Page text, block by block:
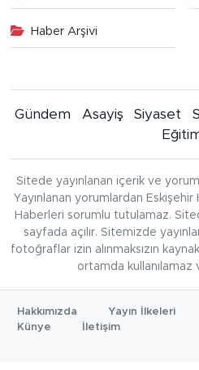
Haber Arşivi
Gündem Asayiş Siyaset
Sitede yayınlanan içerik ve
Yayınlanan yorumlardan
Haberleri sorumlu tutulamaz.
sayfada açılır. Sitemizde
fotoğraflar izin alınmaksızın
ortamda kullanılamaz
Hakkımızda
Yayın İlkeleri
Künye
İletişim